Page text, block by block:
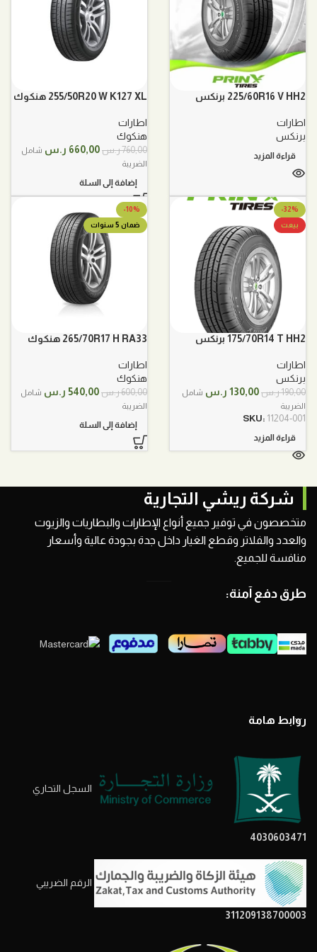
225/60R16 V HH2 برنكس
اطارات
برنكس
قراءة المزيد
255/50R20 W K127 XL هنكوك
اطارات
هنكوك
760,00ر.س السعر
760,00 ر.س.
660,00 ر.س السعر
شامل
الضريبة
إضافة إلى السلة
-32%
بيعت
175/70R14 T HH2 برنكس
اطارات
برنكس
190,00ر.س السعر
هو:
130,00 ر.س السعر
شامل
الضريبة
SKU: 11204-001
قراءة المزيد
-10%
ضمان 5 سنوات
265/70R17 H RA33 هنكوك
اطارات
هنكوك
600,00ر.س السعر
600,00 ر.س.
540,00 ر.س السعر
شامل
الضريبة
إضافة إلى السلة
شركة ريشي التجارية
متخصصون في توفير جميع أنواع الإطارات والبطاريات والزيوت
والعدد والفلاتر وقطع الغيار داخل جدة بجودة عالية وأسعار
منافسة للجميع.
طرق دفع آمنة:
روابط هامة
السجل التحاري
4030603471
الرقم الضريبي
311209138700003